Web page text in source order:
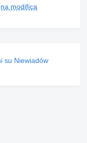
modifica
su Niewiadów